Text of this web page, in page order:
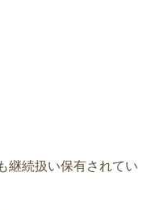
継続扱い保有されてい